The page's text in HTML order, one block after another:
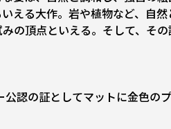
える大作。岩や植物など、自
の頂点といえる。そして、そ
認の証としてマットに金色の